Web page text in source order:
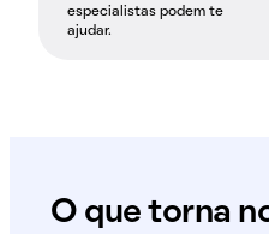
especialistas podem te
ajudar.
O que torna